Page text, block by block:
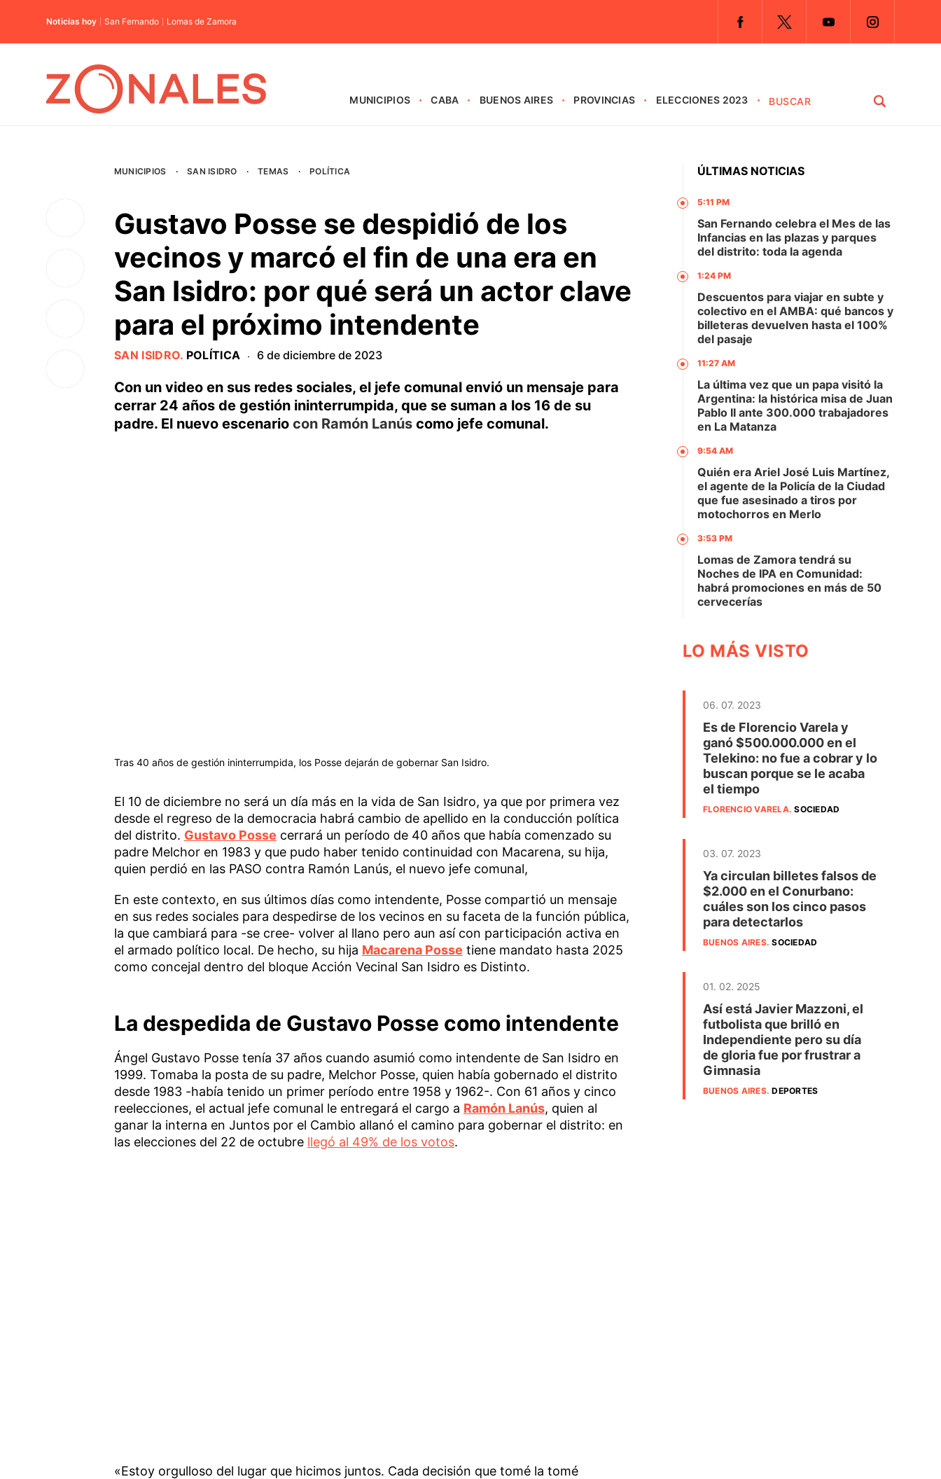
Noticias hoy San Fernando Lomas de Zamora
MUNICIPIOS CABA BUENOS AIRES PROVINCIAS ELECCIONES 2023
MUNICIPIOS · SAN ISIDRO · TEMAS · POLÍTICA
Gustavo Posse se despidió de los
vecinos y marcó el fin de una era en
San Isidro: por qué será un actor clave
para el próximo intendente
SAN ISIDRO. POLÍTICA · 6 de diciembre de 2023
Con un video en sus redes sociales, el jefe comunal envió un mensaje para
cerrar 24 años de gestión ininterrumpida, que se suman a los 16 de su
padre. El nuevo escenario con Ramón Lanúscomo jefe comunal.
Tras 40 años de gestión ininterrumpida, los Posse dejarán de gobernar San Isidro.
El 10 de diciembre no será un día más en la vida de San Isidro, ya que por primera vez
desde el regreso de la democracia habrá cambio de apellido en la conducción política
del distrito. Gustavo Posse cerrará un período de 40 años que había comenzado su
padre Melchor en 1983 y que pudo haber tenido continuidad con Macarena, su hija,
quien perdió en las PASO contra Ramón Lanús, el nuevo jefe comunal,
En este contexto, en sus últimos días como intendente, Posse compartió un mensaje
en sus redes sociales para despedirse de los vecinos en su faceta de la función pública,
la que cambiará para -se cree- volver al llano pero aun así con participación activa en
el armado político local. De hecho, su hija Macarena Posse tiene mandato hasta 2025
como concejal dentro del bloque Acción Vecinal San Isidro es Distinto.
La despedida de Gustavo Posse como intendente
Ángel Gustavo Posse tenía 37 años cuando asumió como intendente de San Isidro en
1999. Tomaba la posta de su padre, Melchor Posse, quien había gobernado el distrito
desde 1983 -había tenido un primer período entre 1958 y 1962-. Con 61 años y cinco
reelecciones, el actual jefe comunal le entregará el cargo a Ramón Lanús, quien al
ganar la interna en Juntos por el Cambio allanó el camino para gobernar el distrito: en
las elecciones del 22 de octubre llegó al 49% de los votos.
«Estoy orgulloso del lugar que hicimos juntos. Cada decisión que tomé la tomé
ÚLTIMAS NOTICIAS
5:11 PM
San Fernando celebra el Mes de las
Infancias en las plazas y parques
del distrito: toda la agenda
1:24 PM
Descuentos para viajar en subte y
colectivo en el AMBA: qué bancos y
billeteras devuelven hasta el 100%
del pasaje
11:27 AM
La última vez que un papa visitó la
Argentina: la histórica misa de Juan
Pablo II ante 300.000 trabajadores
en La Matanza
9:54 AM
Quién era Ariel José Luis Martínez,
el agente de la Policía de la Ciudad
que fue asesinado a tiros por
motochorros en Merlo
3:53 PM
Lomas de Zamora tendrá su
Noches de IPA en Comunidad:
habrá promociones en más de 50
cervecerías
LO MÁS VISTO
06. 07. 2023
Es de Florencio Varela y
ganó $500.000.000 en el
Telekino: no fue a cobrar y lo
buscan porque se le acaba
el tiempo
FLORENCIO VARELA.SOCIEDAD
03. 07. 2023
Ya circulan billetes falsos de
$2.000 en el Conurbano:
cuáles son los cinco pasos
para detectarlos
BUENOS AIRES.SOCIEDAD
01. 02. 2025
Así está Javier Mazzoni, el
futbolista que brilló en
Independiente pero su día
de gloria fue por frustrar a
Gimnasia
BUENOS AIRES.DEPORTES